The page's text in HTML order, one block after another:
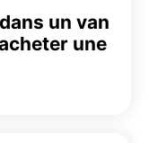
un van
une